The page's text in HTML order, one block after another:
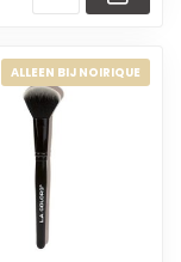
ALLEEN BIJ NOIRIQUE